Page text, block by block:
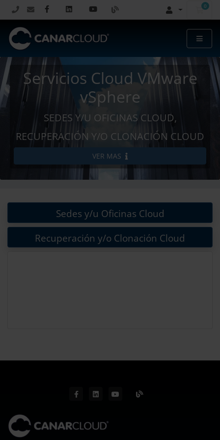
0
Servicios Cloud VMware
vSphere
SEDES Y/U OFICINAS CLOUD,
RECUPERACIÓN Y/O CLONACIÓN CLOUD
VER MAS
Sedes y/u Oficinas Cloud
Recuperación y/o Clonación Cloud